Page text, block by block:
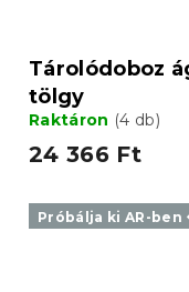
Tárolódoboz
tölgy
Raktáron (4 db)
24 366 Ft
Próbálja ki AR-ben